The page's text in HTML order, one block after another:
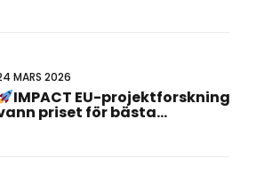
MARS 2026
IMPACT EU-projektforskning
priset för bästa